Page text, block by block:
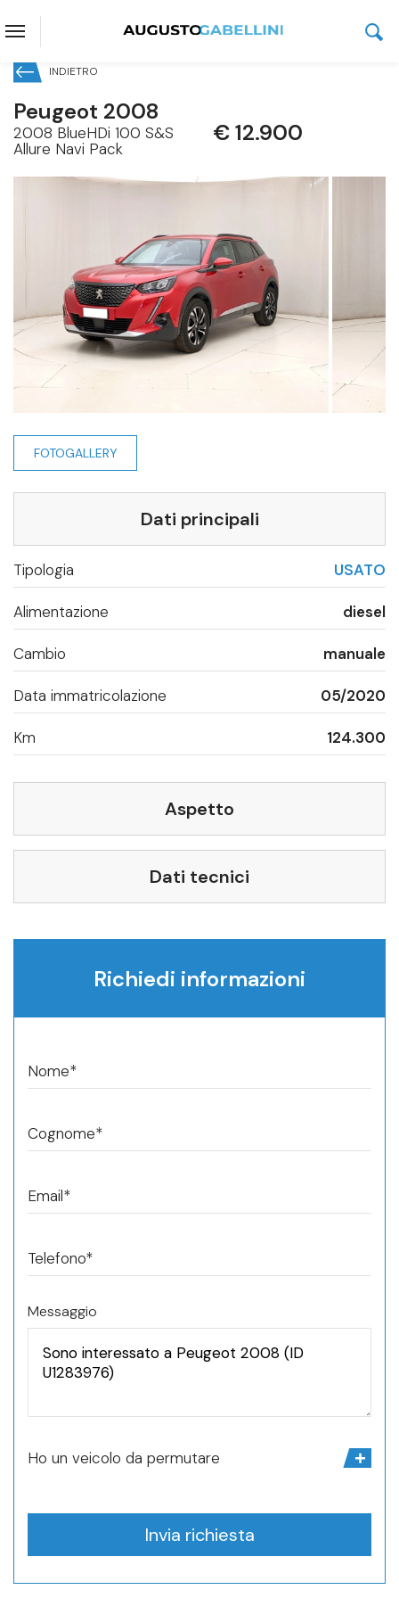
INDIETRO
Peugeot 2008
2008 BlueHDi 100 S&S
Allure Navi Pack
€ 12.900
FOTOGALLERY
Dati principali
Tipologia USATO
Alimentazione diesel
Cambio manuale
Data immatricolazione 05/2020
Km 124.300
Aspetto
Dati tecnici
Richiedi informazioni
Nome*
Cognome*
Email*
Telefono*
Messaggio
Ho un veicolo da permutare
Invia richiesta